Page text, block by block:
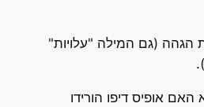
הגהה (גם המילה "עלויות"
אופיס דיפו הורידו